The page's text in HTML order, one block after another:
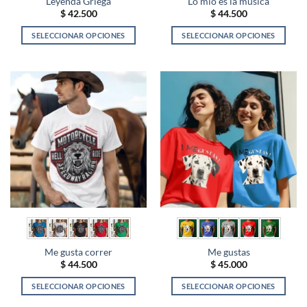
$42.500
SELECCIONAR OPCIONES
tiene
múltiples
variantes.
Las
opciones
se
pueden
elegir
en
la
página
de
producto
$44.500
SELECCIONAR OPCIONES
múltiples
variantes.
Las
opciones
se
pueden
elegir
en
la
página
de
producto
Me gusta correr
$44.500
SELECCIONAR OPCIONES
Me gustas
$45.000
SELECCIONAR OPCIONES